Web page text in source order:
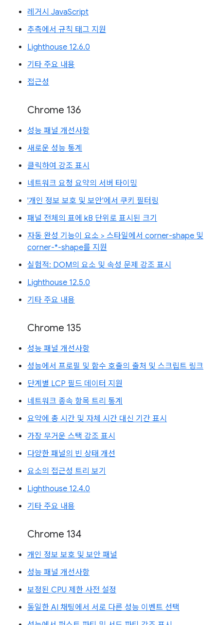
레거시 JavaScript
추측에서 규칙 태그 지원
Lighthouse 12.6.0
기타 주요 내용
접근성
Chrome 136
성능 패널 개선사항
새로운 성능 통계
클릭하여 강조 표시
네트워크 요청 요약의 서버 타이밍
'개인 정보 보호 및 보안'에서 쿠키 필터링
패널 전체의 표에 kB 단위로 표시된 크기
자동 완성 기능이 요소 > 스타일에서 corner-shape 및
corner-*-shape를 지원
실험적: DOM의 요소 및 속성 문제 강조 표시
Lighthouse 12.5.0
기타 주요 내용
Chrome 135
성능 패널 개선사항
성능에서 프로필 및 함수 호출의 출처 및 스크립트 링크
단계별 LCP 필드 데이터 지원
네트워크 종속 항목 트리 통계
요약에 총 시간 및 자체 시간 대신 기간 표시
가장 무거운 스택 강조 표시
다양한 패널의 빈 상태 개선
요소의 접근성 트리 보기
Lighthouse 12.4.0
기타 주요 내용
Chrome 134
개인 정보 보호 및 보안 패널
성능 패널 개선사항
보정된 CPU 제한 사전 설정
동일한 AI 채팅에서 서로 다른 성능 이벤트 선택